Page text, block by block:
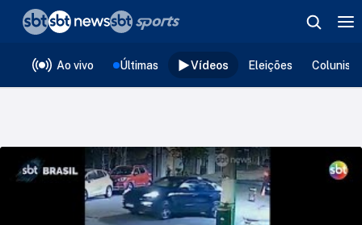
Ao vivo Últimas Vídeos Eleições
❮voltar
Editorias